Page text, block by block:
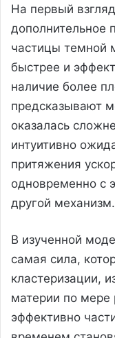
На первый
дополнительное
частицы темной
быстрее и
наличие более
предсказывают
оказалась
интуитивно
притяжения
одновременно с
другой механизм.
В изученной
самая сила,
кластеризации,
материи по мере
эффективно